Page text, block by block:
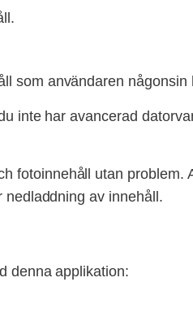
som användaren någonsin
inte har avancerad
fotoinnehåll utan problem.
av innehåll.
denna applikation: